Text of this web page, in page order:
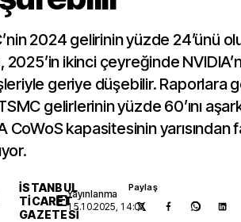
2024 gelirinin yüzde 24’ünü
2025’in ikinci çeyreğinde
geriye düşebilir. Raporlara
gelirlerinin yüzde 60’ını
CoWoS kapasitesinin yarısından
İSTANBUL
TICARET
GAZETESI
Yayınlanma
15.10.2025, 14:07
Paylaş